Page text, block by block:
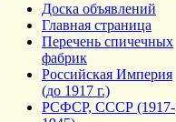
Доска объявлений
Главная страница
Перечень спичечных
фабрик
Российская Империя
(до 1917 г.)
РСФСР, СССР (1917-